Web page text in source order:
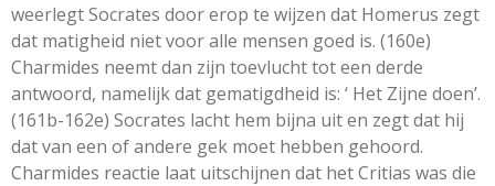
weerlegt Socrates door erop te wijzen dat Homerus zegt
dat matigheid niet voor alle mensen goed is. (160e)
Charmides neemt dan zijn toevlucht tot een derde
antwoord, namelijk dat gematigdheid is: ‘ Het Zijne doen’.
(161b-162e) Socrates lacht hem bijna uit en zegt dat hij
dat van een of andere gek moet hebben gehoord.
Charmides reactie laat uitschijnen dat het Critias was die